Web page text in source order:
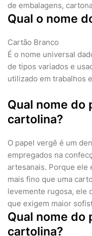
de embalagens,
Qual o nome
Cartão Branco
É o nome universal
de tipos variados e
utilizado em trabalhos
Qual nome do
cartolina?
O papel vergê é um
empregados na
artesanais. Porque ele
mais fino que uma
levemente rugosa, ele
que exigem maior
Qual nome do
cartolina?